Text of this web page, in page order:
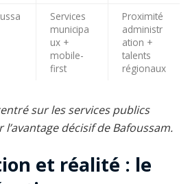
Services
municipa
ux +
mobile-
first
Proximité
administr
ation +
talents
régionaux
sur les services publics
décisif de Bafoussam.
et réalité : le